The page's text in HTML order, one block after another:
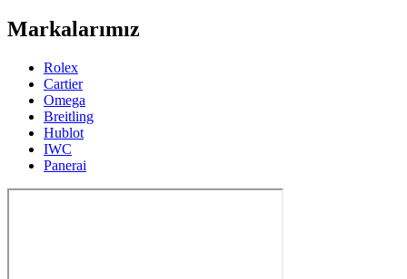
Markalarımız
Rolex
Cartier
Omega
Breitling
Hublot
IWC
Panerai